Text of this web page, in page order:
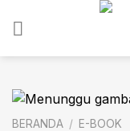
BERANDA / E-BOOK